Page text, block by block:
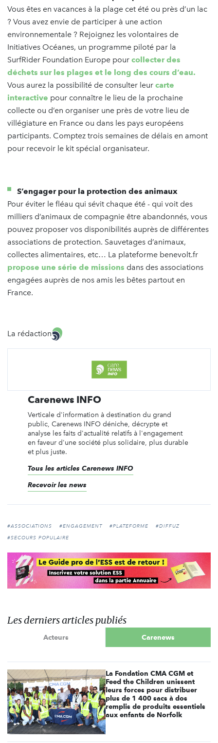
Vous êtes en vacances à la plage cet été ou près d’un lac
? Vous avez envie de participer à une action
environnementale ? Rejoignez les volontaires de
Initiatives Océanes, un programme piloté par la
SurfRider Foundation Europe pour collecter des
déchets sur les plages et le long des cours d’eau.
Vous aurez la possibilité de consulter leur carte
interactive pour connaître le lieu de la prochaine
collecte ou d’en organiser une près de votre lieu de
villégiature en France ou dans les pays européens
participants. Comptez trois semaines de délais en amont
pour recevoir le kit spécial organisateur.
S’engager pour la protection des animaux
Pour éviter le fléau qui sévit chaque été - qui voit des
milliers d’animaux de compagnie être abandonnés, vous
pouvez proposer vos disponibilités auprès de différentes
associations de protection. Sauvetages d’animaux,
collectes alimentaires, etc… La plateforme benevolt.fr
propose une série de missions dans des associations
engagées auprès de nos amis les bêtes partout en
France.
La rédaction
Carenews INFO
Verticale d'information à destination du grand
public, Carenews INFO déniche, décrypte et
analyse les faits d'actualité relatifs à l'engagement
en faveur d'une société plus solidaire, plus durable
et plus juste.
Tous les articles Carenews INFO
Recevoir les news
#ASSOCIATIONS #ENGAGEMENT #PLATEFORME
#DIFFUZ
#SECOURS POPULAIRE
Les derniers articles publiés
Acteurs Carenews
La Fondation CMA CGM et
Feed the Children unissent
leurs forces pour distribuer
plus de 1 400 sacs à dos
remplis de produits essentiels
aux enfants de Norfolk